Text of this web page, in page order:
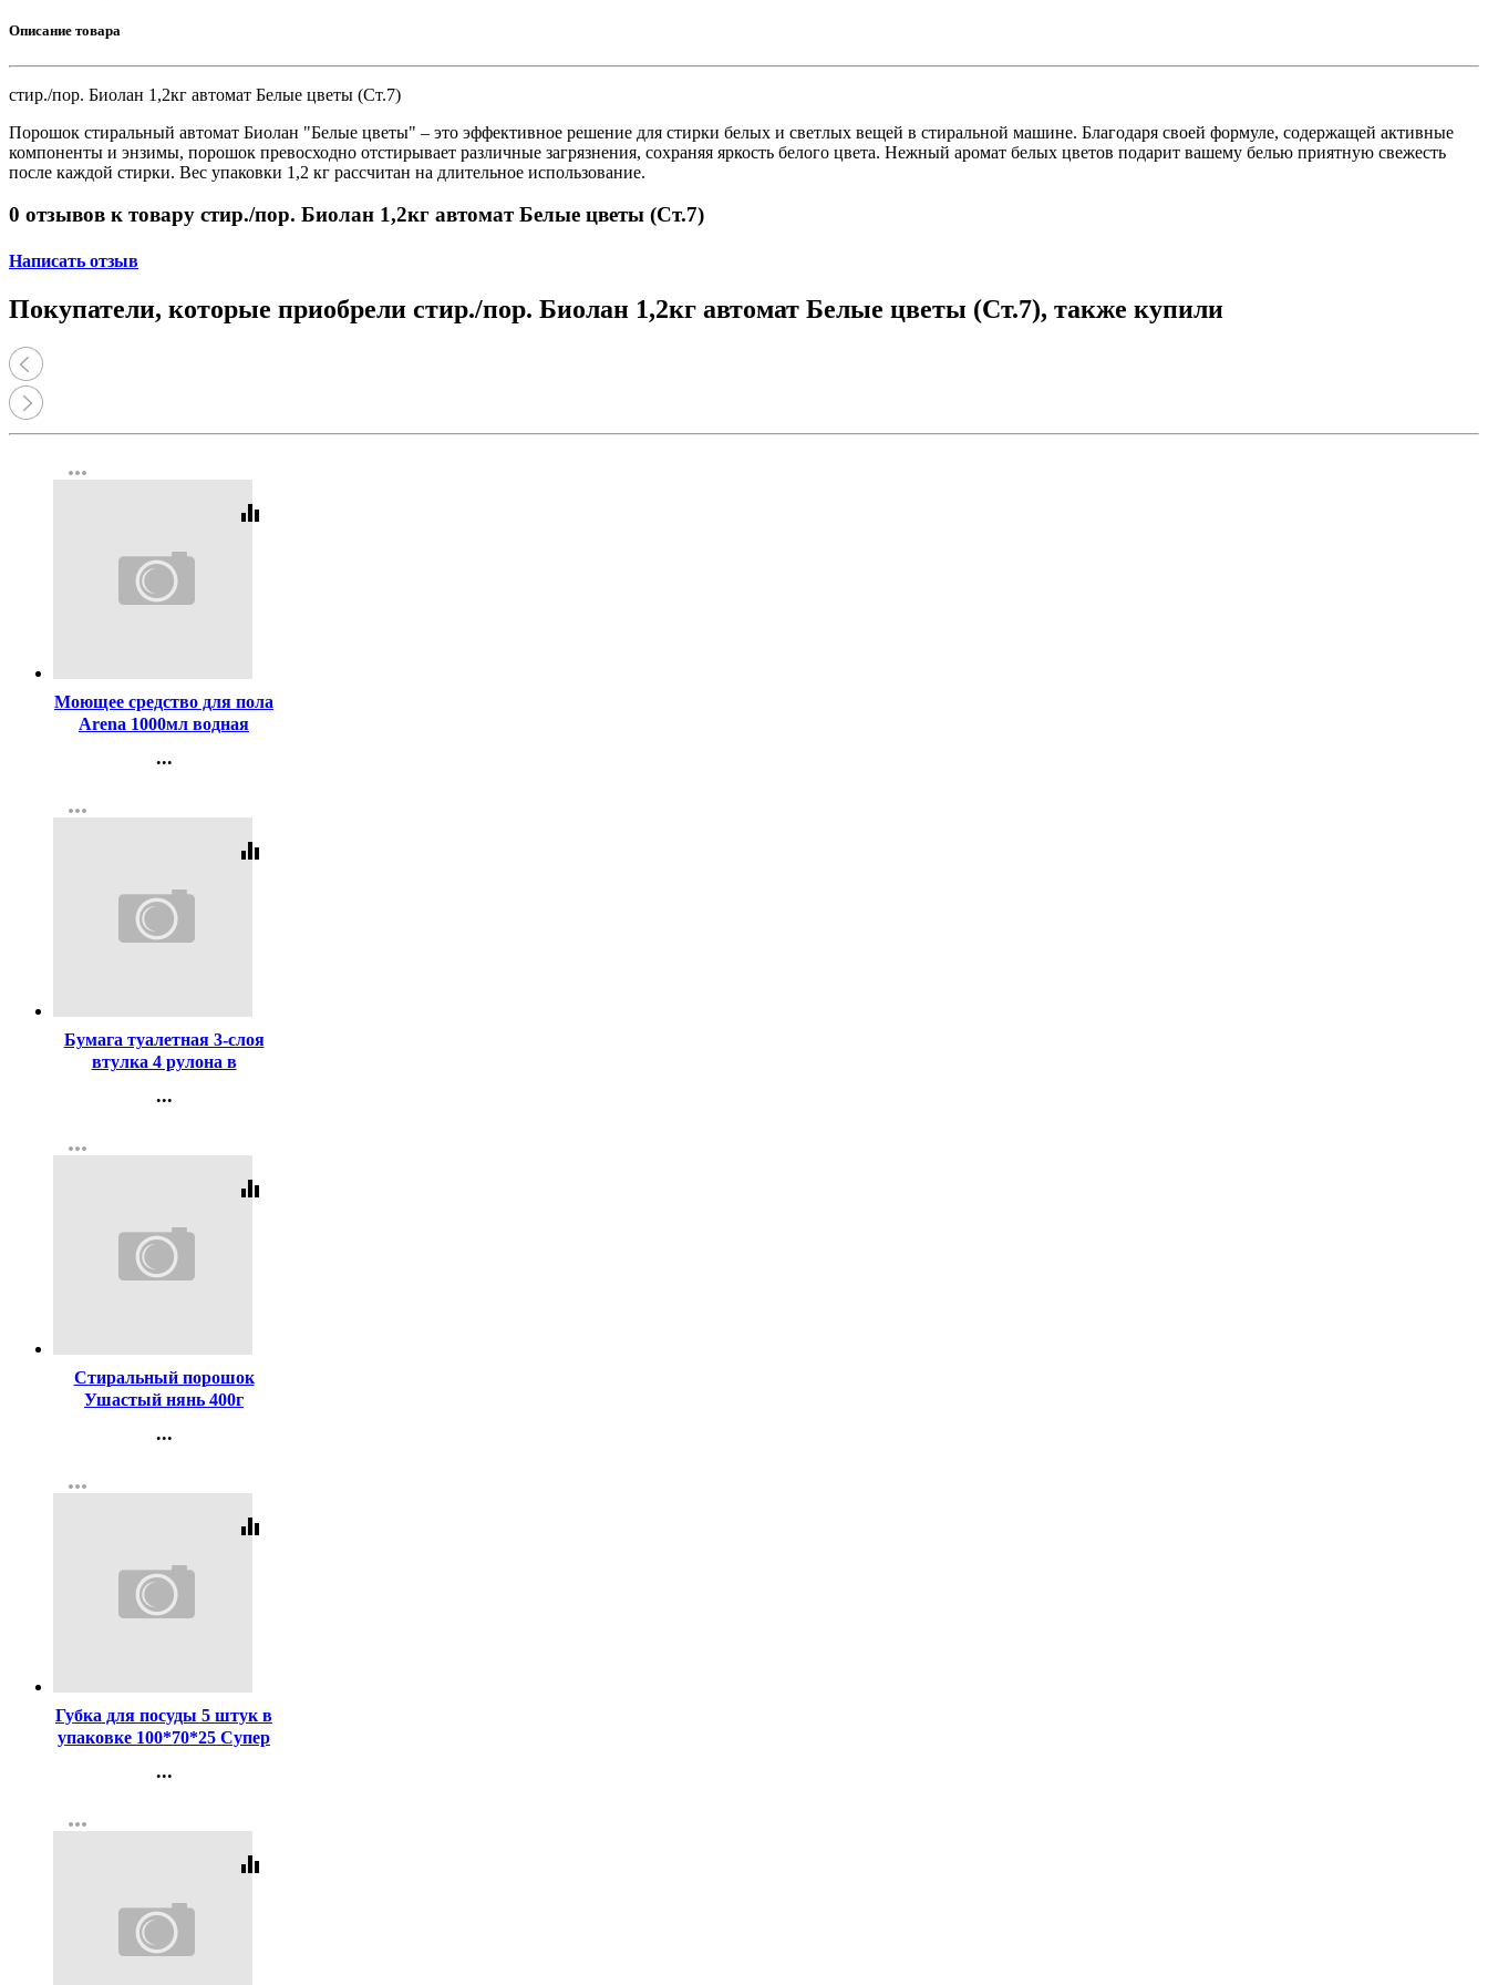
Описание товара
стир./пор. Биолан 1,2кг автомат Белые цветы (Ст.7)
Порошок стиральный автомат Биолан "Белые цветы" – это эффективное решение для стирки белых и светлых вещей в стиральной машине. Благодаря своей формуле, содержащей активные
компоненты и энзимы, порошок превосходно отстирывает различные загрязнения, сохраняя яркость белого цвета. Нежный аромат белых цветов подарит вашему белью приятную свежесть
после каждой стирки. Вес упаковки 1,2 кг рассчитан на длительное использование.
0 отзывов к товару стир./пор. Биолан 1,2кг автомат Белые цветы (Ст.7)
Написать отзыв
Покупатели, которые приобрели стир./пор. Биолан 1,2кг автомат Белые цветы (Ст.7), также купили
more_horiz
equalizer
Моющее средство для пола
Arena 1000мл водная
...
Регистрация
more_horiz
equalizer
Бумага туалетная 3-слоя
втулка 4 рулона в
Deluxe Light
...
Регистрация
more_horiz
equalizer
Стиральный порошок
Ушастый нянь 400г
...
Регистрация
more_horiz
equalizer
Губка для посуды 5 штук в
упаковке 100*70*25 Супер
...
Регистрация
more_horiz
equalizer